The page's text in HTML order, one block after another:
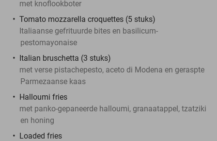
met knoflookboter
Tomato mozzarella croquettes (5 stuks)
Italiaanse gefrituurde bites en basilicum-
pestomayonaise
Italian bruschetta (3 stuks)
met verse pistachepesto, aceto di Modena en geraspte
Parmezaanse kaas
Halloumi fries
met panko-gepaneerde halloumi, granaatappel, tzatziki
en honing
Loaded fries